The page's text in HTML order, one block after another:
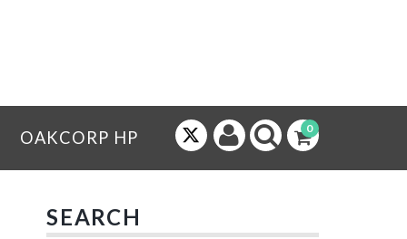
0
OAKCORP HP
SEARCH